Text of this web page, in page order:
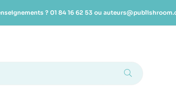
?01 84 16 62 53 ou